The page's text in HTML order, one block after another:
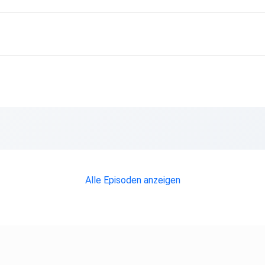
Alle Episoden anzeigen